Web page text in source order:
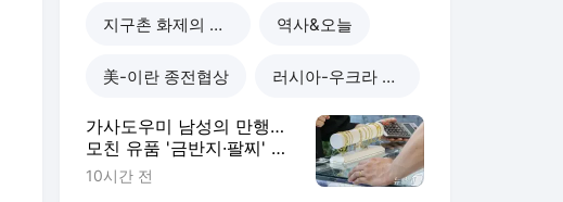
지구촌 화제의 뉴스 역사&오늘
美-이란 종전협상 러시아-우크라 전쟁
가사도우미 남성의 만행…
모친 유품 '금반지·팔찌' 녹
여 팔았다
10시간 전